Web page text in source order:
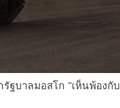
ฐบาลมอสโก "เห็นพ้องกั